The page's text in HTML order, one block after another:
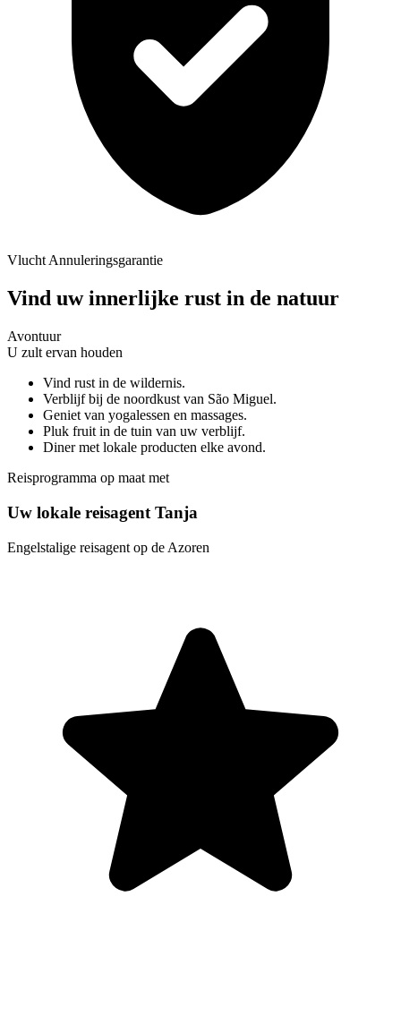
Vlucht Annuleringsgarantie
Vind uw innerlijke rust in de natuur
Avontuur
U zult ervan houden
Vind rust in de wildernis.
Verblijf bij de noordkust van São Miguel.
Geniet van yogalessen en massages.
Pluk fruit in de tuin van uw verblijf.
Diner met lokale producten elke avond.
Reisprogramma op maat met
Uw lokale reisagent Tanja
Engelstalige reisagent op de Azoren